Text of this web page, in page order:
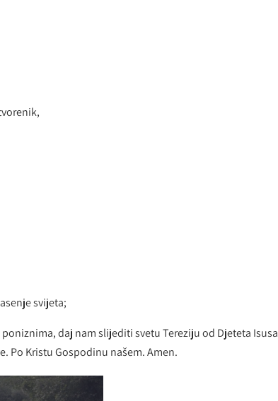
svijeta;
daj nam slijediti svetu Tereziju od Djeteta Isusa
Po Kristu Gospodinu našem. Amen.